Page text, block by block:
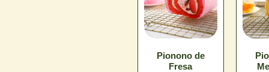
Pionono de
Fresa